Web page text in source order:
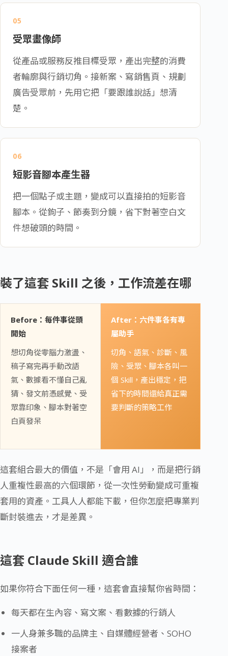
05
受眾畫像師
從產品或服務反推目標受眾，產出完整的消費
者輪廓與行銷切角。接新案、寫銷售頁、規劃
廣告受眾前，先用它把「要跟誰說話」想清
楚。
06
短影音腳本產生器
把一個點子或主題，變成可以直接拍的短影音
腳本。從鉤子、節奏到分鏡，省下對著空白文
件想破頭的時間。
裝了這套 Skill 之後，工作流差在哪
Before：每件事從頭
開始
想切角從零腦力激盪、
稿子寫完再手動改語
氣、數據看不懂自己亂
猜、發文前憑感覺、受
眾靠印象、腳本對著空
白頁發呆
After：六件事各有專
屬助手
切角、語氣、診斷、風
險、受眾、腳本各叫一
個 Skill，產出穩定，把
省下的時間還給真正需
要判斷的策略工作
這套組合最大的價值，不是「會用 AI」，而是把行銷
人重複性最高的六個環節，從一次性勞動變成可重複
套用的資產。工具人人都能下載，但你怎麼把專業判
斷封裝進去，才是差異。
這套 Claude Skill 適合誰
如果你符合下面任何一種，這套會直接幫你省時間：
每天都在生內容、寫文案、看數據的行銷人
一人身兼多職的品牌主、自媒體經營者、SOHO
接案者